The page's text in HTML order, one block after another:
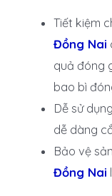
Tiết kiệm
Đồng Nai
quả đóng
bao bì
Dễ sử
dễ dàng
Bảo vệ
Đồng Nai